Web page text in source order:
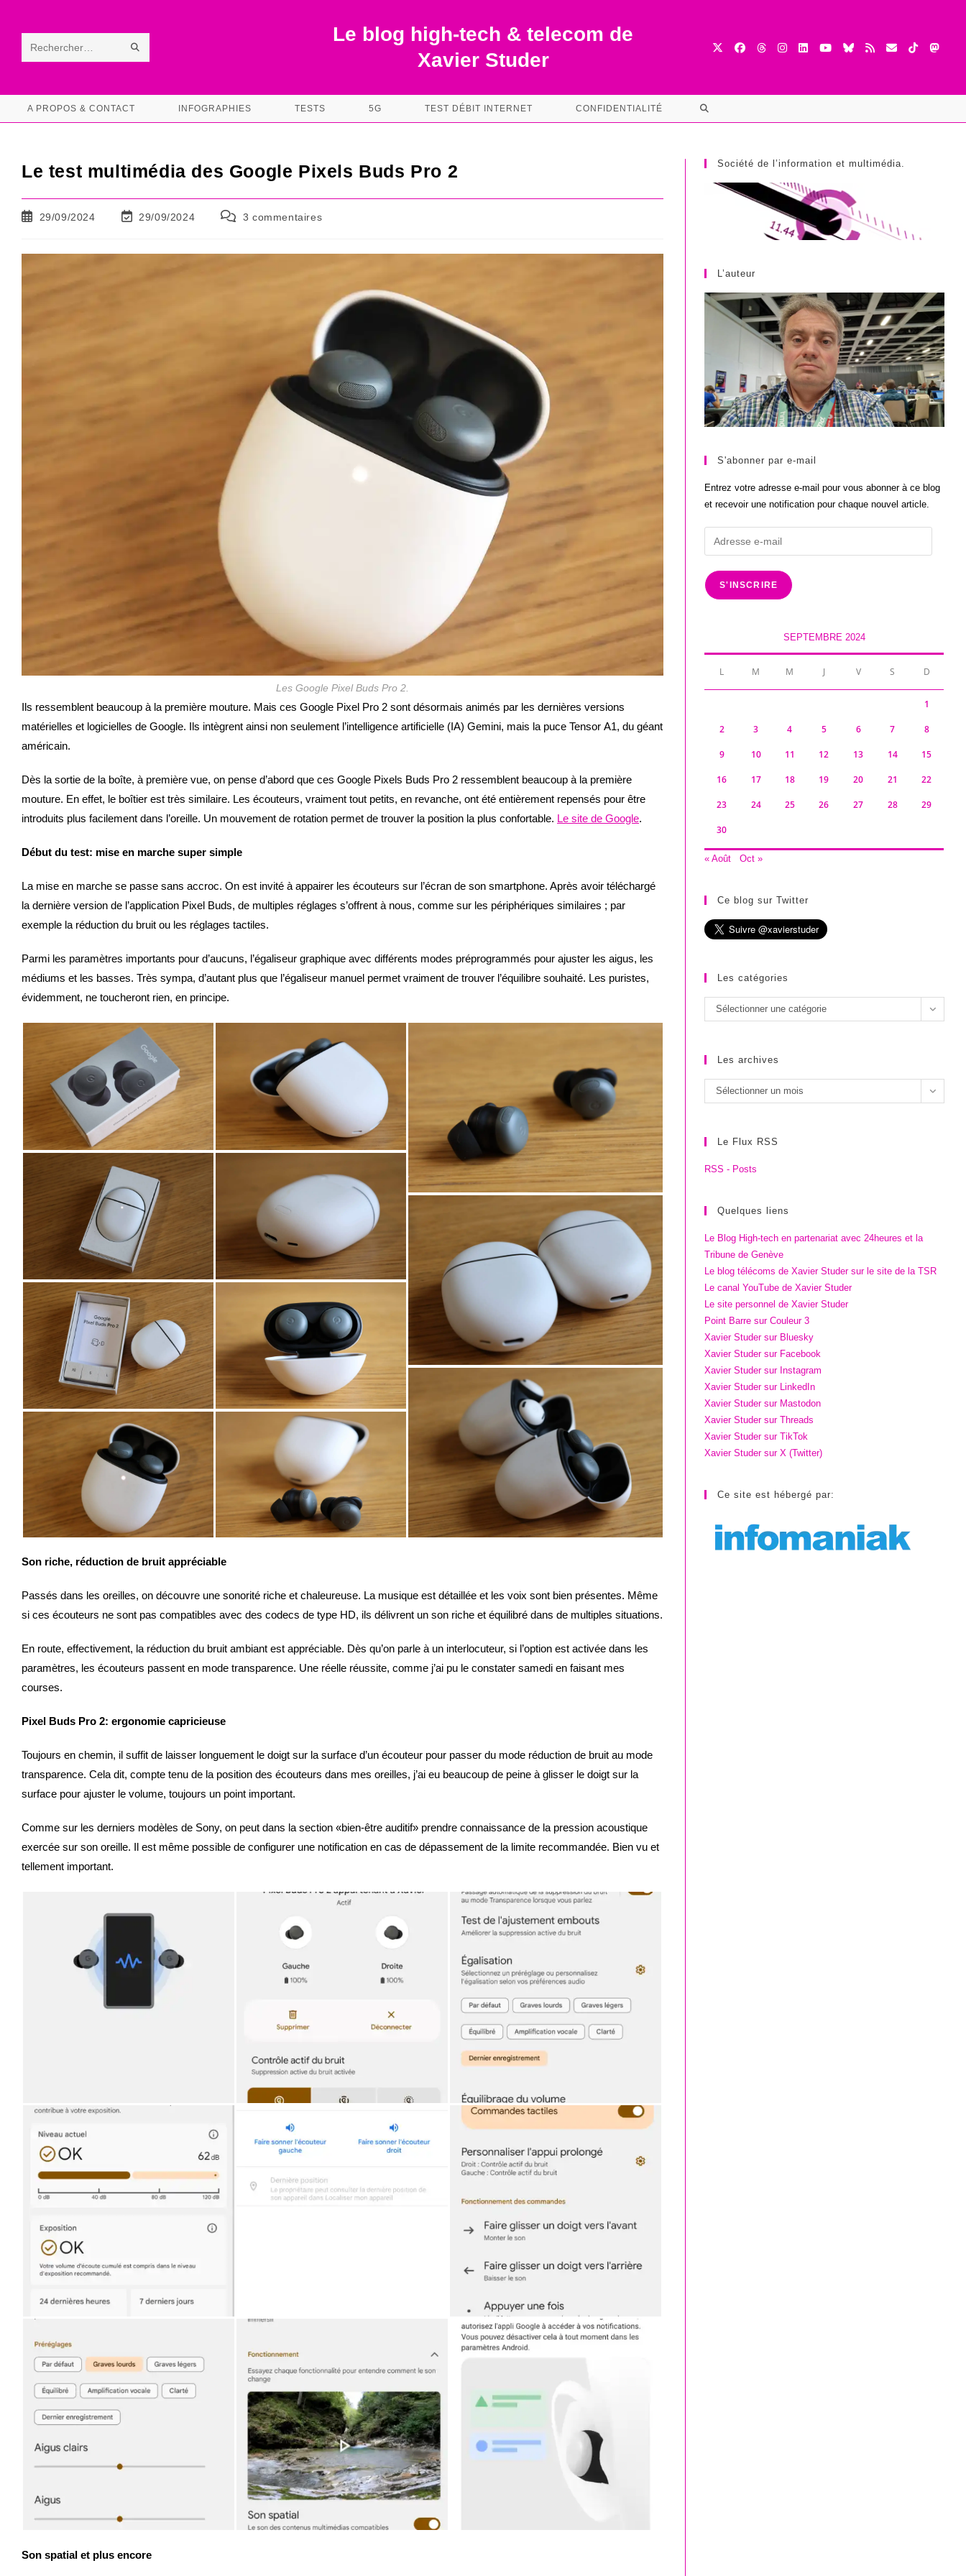
contentRechercher
ce RECHERCHE
Le blog high-tech & telecom de
Xavier Studer
A PROPOS & CONTACT INFOGRAPHIES TESTS 5G TEST DÉBIT INTERNET CONFIDENTIALITÉ TOGGLE
SEARCH
Le test multimédia des Google Pixels Buds Pro 2
Publication
29/09/2024
Dernière
la
29/09/2024
Commentaires
publication :
3 commentaires
Les Google Pixel Buds Pro 2.
Ils ressemblent beaucoup à la première mouture. Mais ces Google Pixel Pro 2 sont désormais animés par les dernières versions
matérielles et logicielles de Google. Ils intègrent ainsi non seulement l’intelligence artificielle (IA) Gemini, mais la puce Tensor A1, du géant
américain.
Dès la sortie de la boîte, à première vue, on pense d’abord que ces Google Pixels Buds Pro 2 ressemblent beaucoup à la première
mouture. En effet, le boîtier est très similaire. Les écouteurs, vraiment tout petits, en revanche, ont été entièrement repensés pour être
introduits plus facilement dans l’oreille. Un mouvement de rotation permet de trouver la position la plus confortable. Le site de Google.
Début du test: mise en marche super simple
La mise en marche se passe sans accroc. On est invité à appairer les écouteurs sur l’écran de son smartphone. Après avoir téléchargé
la dernière version de l’application Pixel Buds, de multiples réglages s’offrent à nous, comme sur les périphériques similaires ; par
exemple la réduction du bruit ou les réglages tactiles.
Parmi les paramètres importants pour d’aucuns, l’égaliseur graphique avec différents modes préprogrammés pour ajuster les aigus, les
médiums et les basses. Très sympa, d’autant plus que l’égaliseur manuel permet vraiment de trouver l’équilibre souhaité. Les puristes,
évidemment, ne toucheront rien, en principe.
Son riche, réduction de bruit appréciable
Passés dans les oreilles, on découvre une sonorité riche et chaleureuse. La musique est détaillée et les voix sont bien présentes. Même
si ces écouteurs ne sont pas compatibles avec des codecs de type HD, ils délivrent un son riche et équilibré dans de multiples situations.
En route, effectivement, la réduction du bruit ambiant est appréciable. Dès qu’on parle à un interlocuteur, si l’option est activée dans les
paramètres, les écouteurs passent en mode transparence. Une réelle réussite, comme j’ai pu le constater samedi en faisant mes
courses.
Pixel Buds Pro 2: ergonomie capricieuse
Toujours en chemin, il suffit de laisser longuement le doigt sur la surface d’un écouteur pour passer du mode réduction de bruit au mode
transparence. Cela dit, compte tenu de la position des écouteurs dans mes oreilles, j’ai eu beaucoup de peine à glisser le doigt sur la
surface pour ajuster le volume, toujours un point important.
Comme sur les derniers modèles de Sony, on peut dans la section «bien-être auditif» prendre connaissance de la pression acoustique
exercée sur son oreille. Il est même possible de configurer une notification en cas de dépassement de la limite recommandée. Bien vu et
tellement important.
Son spatial et plus encore
Société de l’information et multimédia.
L’auteur
S'abonner par e-mail
Entrez votre adresse e-mail pour vous abonner à ce blog
et recevoir une notification pour chaque nouvel article.
Adresse
e-
mail
S'INSCRIRE
SEPTEMBRE 2024
L M M J V S D
1
2 3 4 5 6 7 8
9 10 11 12 13 14 15
16 17 18 19 20 21 22
23 24 25 26 27 28 29
30
« Août Oct »
Ce blog sur Twitter
Les catégories
Les
catégories
Sélectionner une catégorie
Les archives
Les
archives
Sélectionner un mois
Le Flux RSS
RSS - Posts
Quelques liens
Le Blog High-tech en partenariat avec 24heures et la
Tribune de Genève
Le blog télécoms de Xavier Studer sur le site de la TSR
Le canal YouTube de Xavier Studer
Le site personnel de Xavier Studer
Point Barre sur Couleur 3
Xavier Studer sur Bluesky
Xavier Studer sur Facebook
Xavier Studer sur Instagram
Xavier Studer sur LinkedIn
Xavier Studer sur Mastodon
Xavier Studer sur Threads
Xavier Studer sur TikTok
Xavier Studer sur X (Twitter)
Ce site est hébergé par: